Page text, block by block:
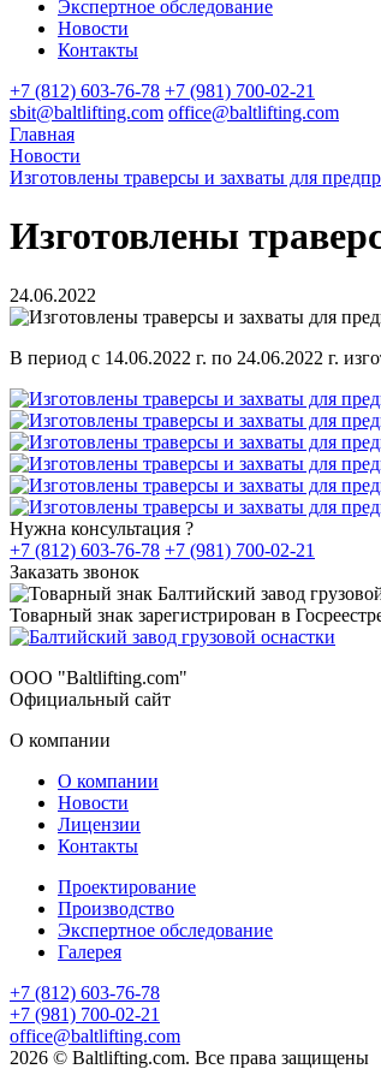
Экспертное обследование
Новости
Контакты
+7 (812) 603-76-78 +7 (981) 700-02-21
sbit@baltlifting.com office@baltlifting.com
Главная
Новости
Изготовлены траверсы и захваты для
Изготовлены
24.06.2022
В период с 14.06.2022 г. по 24.06.2022 г.
Нужна консультация ?
+7 (812) 603-76-78 +7 (981) 700-02-21
Заказать звонок
Товарный знак зарегистрирован в
ООО "Baltlifting.com"
Официальный сайт
О компании
О компании
Новости
Лицензии
Контакты
Проектирование
Производство
Экспертное обследование
Галерея
+7 (812) 603-76-78
+7 (981) 700-02-21
office@baltlifting.com
2026 © Baltlifting.com. Все права защищены